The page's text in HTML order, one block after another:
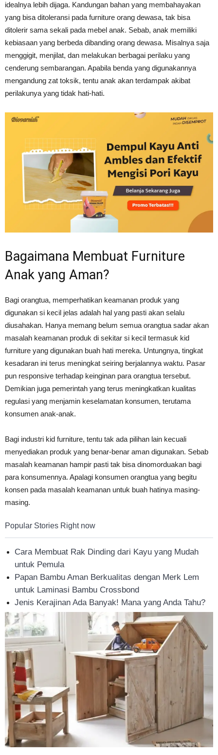
idealnya lebih dijaga. Kandungan bahan yang membahayakan
yang bisa ditoleransi pada furniture orang dewasa, tak bisa
ditolerir sama sekali pada mebel anak. Sebab, anak memiliki
kebiasaan yang berbeda dibanding orang dewasa. Misalnya saja
menggigit, menjilat, dan melakukan berbagai perilaku yang
cenderung sembarangan. Apabila benda yang digunakannya
mengandung zat toksik, tentu anak akan terdampak akibat
perilakunya yang tidak hati-hati.
Bagaimana Membuat Furniture
Anak yang Aman?
Bagi orangtua, memperhatikan keamanan produk yang
digunakan si kecil jelas adalah hal yang pasti akan selalu
diusahakan. Hanya memang belum semua orangtua sadar akan
masalah keamanan produk di sekitar si kecil termasuk kid
furniture yang digunakan buah hati mereka. Untungnya, tingkat
kesadaran ini terus meningkat seiring berjalannya waktu. Pasar
pun responsive terhadap keinginan para orangtua tersebut.
Demikian juga pemerintah yang terus meningkatkan kualitas
regulasi yang menjamin keselamatan konsumen, terutama
konsumen anak-anak.
Bagi industri kid furniture, tentu tak ada pilihan lain kecuali
menyediakan produk yang benar-benar aman digunakan. Sebab
masalah keamanan hampir pasti tak bisa dinomorduakan bagi
para konsumennya. Apalagi konsumen orangtua yang begitu
konsen pada masalah keamanan untuk buah hatinya masing-
masing.
Popular Stories Right now
Cara Membuat Rak Dinding dari Kayu yang Mudah
untuk Pemula
Papan Bambu Aman Berkualitas dengan Merk Lem
untuk Laminasi Bambu Crossbond
Jenis Kerajinan Ada Banyak! Mana yang Anda Tahu?